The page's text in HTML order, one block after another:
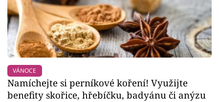
VÁNOCE
Namíchejte si perníkové koření! Využijte
benefity skořice, hřebíčku, badyánu či anýzu